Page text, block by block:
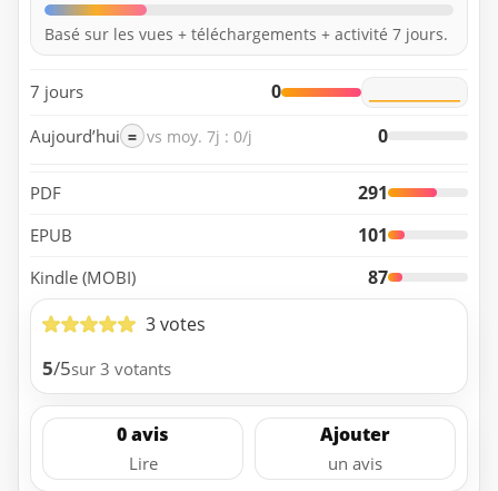
Basé sur les vues + téléchargements + activité 7 jours.
7 jours 0
Aujourd’hui = vs moy. 7j : 0/j 0
PDF 291
EPUB 101
Kindle (MOBI)
87
3 votes
5/5sur 3 votants
0 avis
Lire
Ajouter
un avis